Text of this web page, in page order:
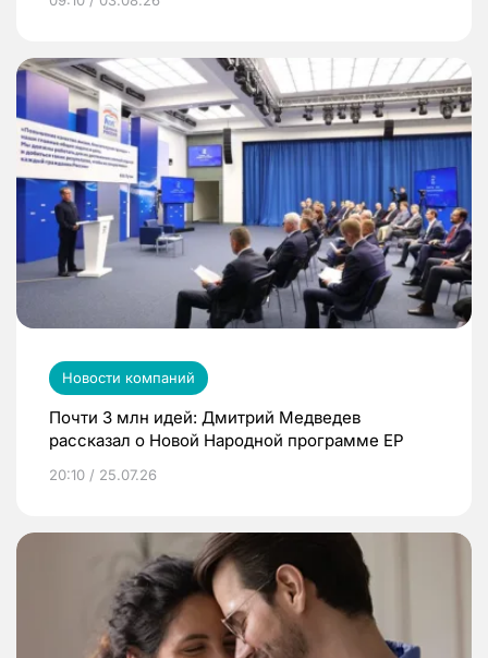
Новости компаний
Почти 3 млн идей: Дмитрий Медведев
рассказал о Новой Народной программе ЕР
20:10 / 25.07.26